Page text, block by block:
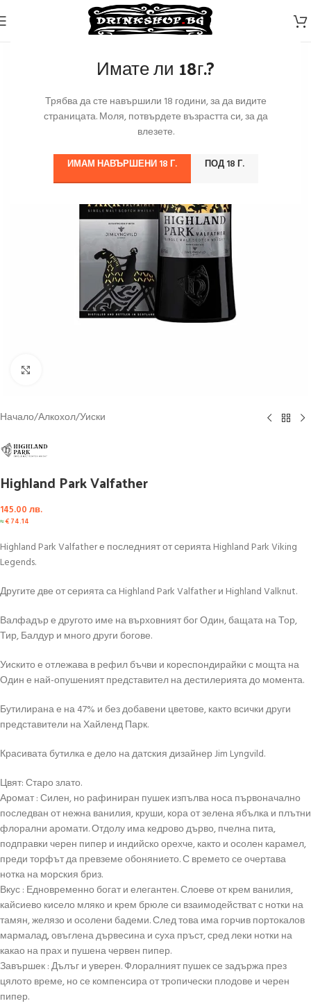
Имате ли 18г.?
Трябва да сте навършили 18 години, за да видите
страницата. Моля, потвърдете възрастта си, за да
влезете.
ИМАМ НАВЪРШЕНИ 18 Г. ПОД 18 Г.
Начало/Алкохол/Уиски
Highland Park Valfather
145.00 лв.
≈€74.14
Highland Park Valfather е последният от серията Highland Park Viking
Legends.
Другите две от серията са Highland Park Valfather и Highland Valknut.
Валфадър е другото име на върховният бог Один, бащата на Тор,
Тир, Балдур и много други богове.
Уискито е отлежава в рефил бъчви и кореспондирайки с мощта на
Один е най-опушеният представител на дестилерията до момента.
Бутилирана е на 47% и без добавени цветове, както всички други
представители на Хайленд Парк.
Красивата бутилка е дело на датския дизайнер Jim Lyngvild.
Цвят: Старо злато.
Аромат : Силен, но рафиниран пушек изпълва носа първоначално
последван от нежна ванилия, круши, кора от зелена ябълка и плътни
флорални аромати. Отдолу има кедрово дърво, пчелна пита,
подправки черен пипер и индийско орехче, както и осолен карамел,
преди торфът да превземе обонянието. С времето се очертава
нотка на морския бриз.
Вкус : Едновременно богат и елегантен. Слоеве от крем ванилия,
кайсиево кисело мляко и крем брюле си взаимодействат с нотки на
тамян, желязо и осолени бадеми. След това има горчив портокалов
мармалад, овъглена дървесина и суха пръст, сред леки нотки на
какао на прах и пушена червен пипер.
Завършек : Дълъг и уверен. Флоралният пушек се задържа през
цялото време, но се компенсира от тропически плодове и черен
пипер.